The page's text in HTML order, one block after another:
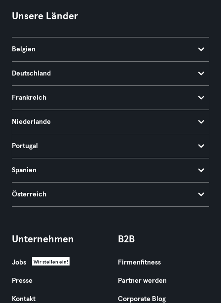
Unsere Länder
Belgien
Deutschland
Frankreich
Niederlande
Portugal
Spanien
Österreich
Unternehmen
Jobs Wir stellen ein!
Presse
Kontakt
B2B
Firmenfitness
Partner werden
Corporate Blog